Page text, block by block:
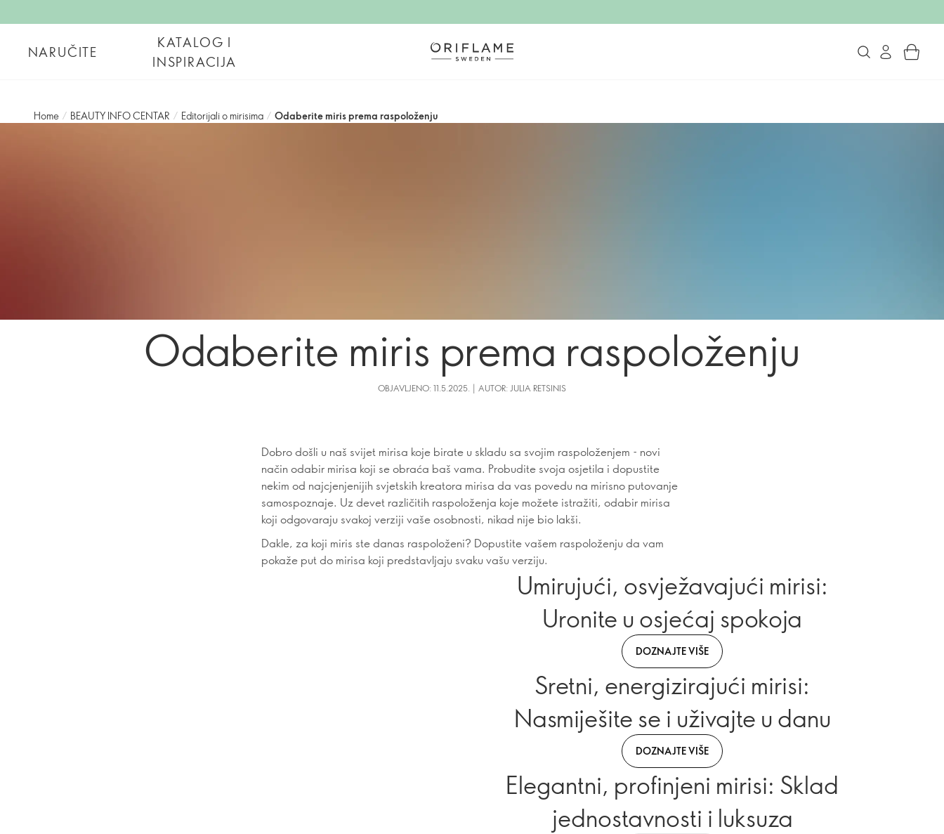
NARUČITE
KATALOG I
INSPIRACIJA
Home / BEAUTY INFO CENTAR / Editorijali o mirisima / Odaberite miris prema raspoloženju
Odaberite miris prema raspoloženju
OBJAVLJENO: 11.5.2025. | AUTOR: JULIA RETSINIS
Dobro došli u naš svijet mirisa koje birate u skladu sa svojim raspoloženjem - novi
način odabir mirisa koji se obraća baš vama. Probudite svoja osjetila i dopustite
nekim od najcjenjenijih svjetskih kreatora mirisa da vas povedu na mirisno putovanje
samospoznaje. Uz devet različitih raspoloženja koje možete istražiti, odabir mirisa
koji odgovaraju svakoj verziji vaše osobnosti, nikad nije bio lakši.
Dakle, za koji miris ste danas raspoloženi? Dopustite vašem raspoloženju da vam
pokaže put do mirisa koji predstavljaju svaku vašu verziju.
Umirujući, osvježavajući mirisi:
Uronite u osjećaj spokoja
DOZNAJTE VIŠE
Sretni, energizirajući mirisi:
Nasmiješite se i uživajte u danu
DOZNAJTE VIŠE
Elegantni, profinjeni mirisi: Sklad
jednostavnosti i luksuza